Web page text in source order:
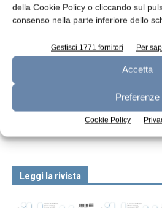
della Cookie Policy o cliccando sul
consenso nella parte inferiore dello
Gestisci 1771 fornitori Per
Accetta
Preferenze
Cookie Policy
Aggiornamento
Leggi la rivista